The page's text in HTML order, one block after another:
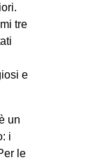
tre
e
un
i
le